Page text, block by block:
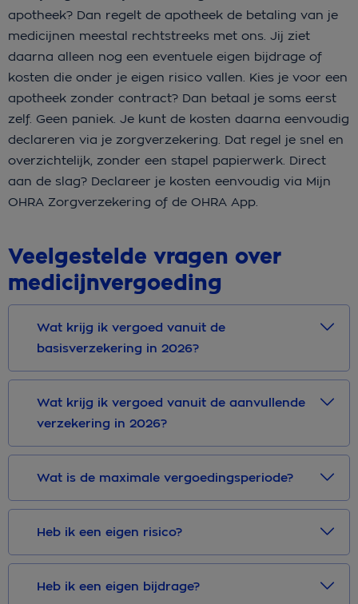
apotheek? Dan regelt de apotheek de betaling van je
medicijnen meestal rechtstreeks met ons. Jij ziet
daarna alleen nog een eventuele eigen bijdrage of
kosten die onder je eigen risico vallen. Kies je voor een
apotheek zonder contract? Dan betaal je soms eerst
zelf. Geen paniek. Je kunt de kosten daarna eenvoudig
declareren via je zorgverzekering. Dat regel je snel en
overzichtelijk, zonder een stapel papierwerk. Direct
aan de slag? Declareer je kosten eenvoudig via Mijn
OHRA Zorgverzekering of de OHRA App.
Veelgestelde vragen over
medicijnvergoeding
Wat krijg ik vergoed vanuit de
basisverzekering in 2026?
Wat krijg ik vergoed vanuit de aanvullende
verzekering in 2026?
Wat is de maximale vergoedingsperiode?
Heb ik een eigen risico?
Heb ik een eigen bijdrage?